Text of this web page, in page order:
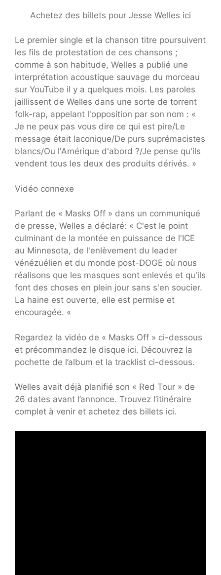
Achetez des billets pour Jesse Welles ici
Le premier single et la chanson titre poursuivent
les fils de protestation de ces chansons ;
comme à son habitude, Welles a publié une
interprétation acoustique sauvage du morceau
sur YouTube il y a quelques mois. Les paroles
jaillissent de Welles dans une sorte de torrent
folk-rap, appelant l'opposition par son nom : «
Je ne peux pas vous dire ce qui est pire/Le
message était laconique/De purs suprémacistes
blancs/Ou l'Amérique d'abord ?/Je pense qu'ils
vendent tous les deux des produits dérivés. »
Vidéo connexe
Parlant de « Masks Off » dans un communiqué
de presse, Welles a déclaré: « C'est le point
culminant de la montée en puissance de l'ICE
au Minnesota, de l'enlèvement du leader
vénézuélien et du monde post-DOGE où nous
réalisons que les masques sont enlevés et qu'ils
font des choses en plein jour sans s'en soucier.
La haine est ouverte, elle est permise et
encouragée. «
Regardez la vidéo de « Masks Off » ci-dessous
et précommandez le disque ici. Découvrez la
pochette de l’album et la tracklist ci-dessous.
Welles avait déjà planifié son « Red Tour » de
26 dates avant l’annonce. Trouvez l’itinéraire
complet à venir et achetez des billets ici.